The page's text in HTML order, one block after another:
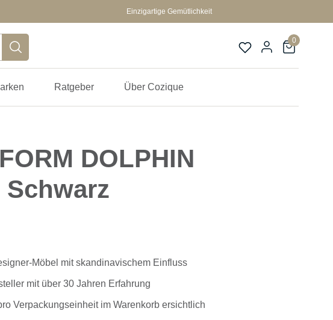
Einzigartige Gemütlichkeit
Ratgeber Über Cozique
0
DOLPHIN
Möbel mit skandinavischem Einfluss
mit über 30 Jahren Erfahrung
Verpackungseinheit im Warenkorb ersichtlich